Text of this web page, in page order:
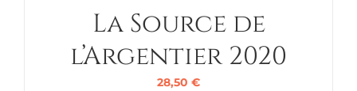
La Source de
l’Argentier 2020
28,50 €